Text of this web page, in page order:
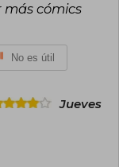
más cómics
No es útil
Jueves